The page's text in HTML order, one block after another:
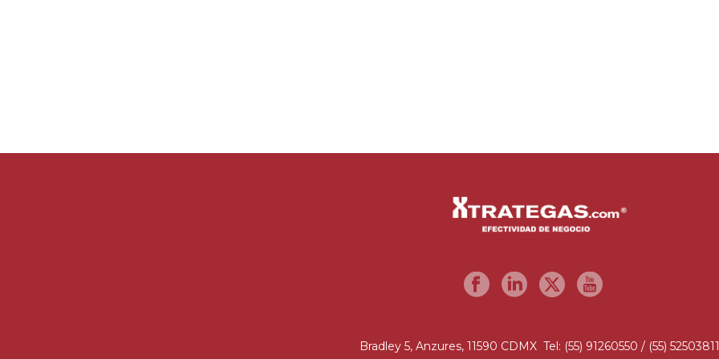
Bradley 5, Anzures, 11590 CDMX Tel: (55) 91260550 / (55) 52503811